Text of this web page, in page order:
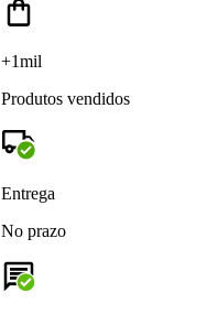
+1mil
Produtos vendidos
Entrega
No prazo